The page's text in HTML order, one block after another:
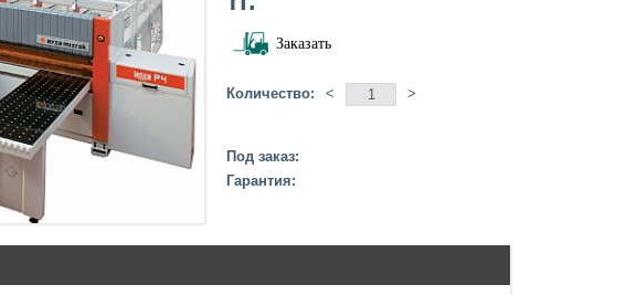
Заказать
Количество: < >
Под заказ:
Гарантия: